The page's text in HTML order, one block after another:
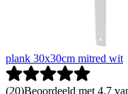
plank 30x30cm mitred wit
(20)Beoordeeld met 4.7